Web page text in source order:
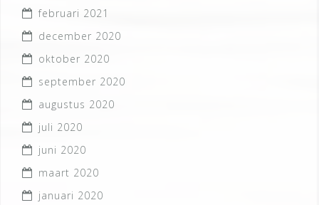
februari 2021
december 2020
oktober 2020
september 2020
augustus 2020
juli 2020
juni 2020
maart 2020
januari 2020